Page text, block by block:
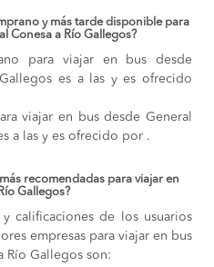
y más tarde disponible para
Conesa a Río Gallegos?
para viajar en bus desde
es a las y es ofrecido
viajar en bus desde General
a las y es ofrecido por .
recomendadas para viajar en
Gallegos?
calificaciones de los usuarios
empresas para viajar en bus
Río Gallegos son: